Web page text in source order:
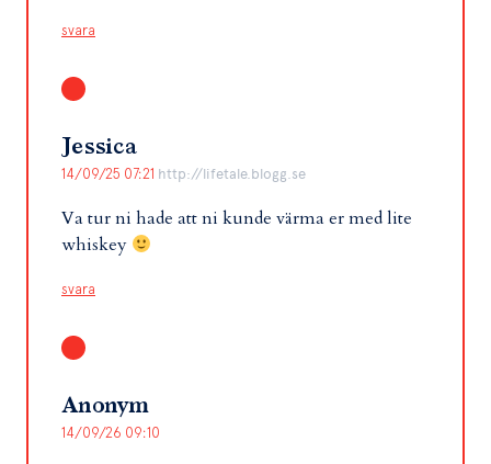
svara
Jessica
14/09/25 07:21 http://lifetale.blogg.se
Va tur ni hade att ni kunde värma er med lite
whiskey
svara
Anonym
14/09/26 09:10